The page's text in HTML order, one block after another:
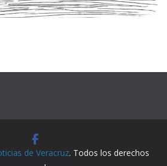
de Veracruz. Todos los derechos